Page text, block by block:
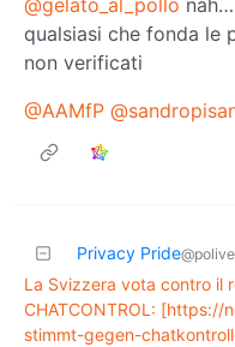
qualsiasi che fonda le
non verificati
@AAMfP
Privacy Pride
La Svizzera vota contro il
CHATCONTROL:
stimmt-gegen-